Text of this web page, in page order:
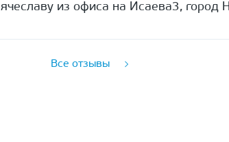
из офиса на Исаева3, город
Все отзывы